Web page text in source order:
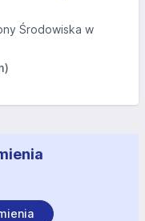
Środowiska w